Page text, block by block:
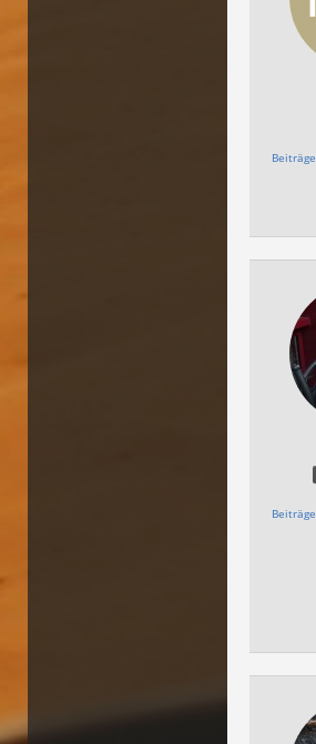
Beiträge
Beiträge